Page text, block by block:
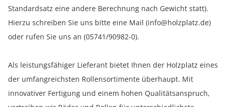
Standardsatz eine andere Berechnung nach Gewicht statt).
Hierzu schreiben Sie uns bitte eine Mail (info@holzplatz.de)
oder rufen Sie uns an (05741/90982-0).
Als leistungsfähiger Lieferant bietet Ihnen der Holzplatz eines
der umfangreichsten Rollensortimente überhaupt. Mit
innovativer Fertigung und einem hohen Qualitätsanspruch,